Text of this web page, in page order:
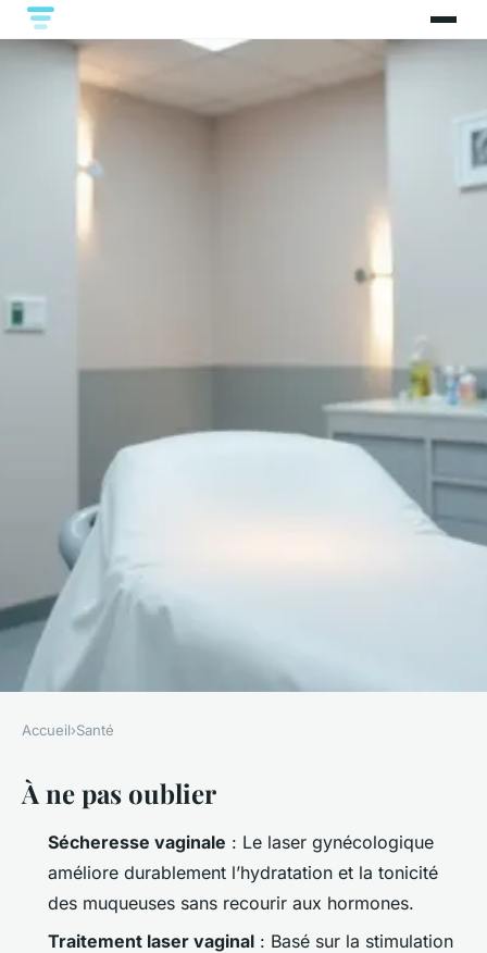
Laser gynécologique : 5
questions que toutes les
femmes se posent
08/05/2026 14:13
Accueil›Santé
À ne pas oublier
Sécheresse vaginale : Le laser gynécologique
améliore durablement l’hydratation et la tonicité
des muqueuses sans recourir aux hormones.
Traitement laser vaginal : Basé sur la stimulation